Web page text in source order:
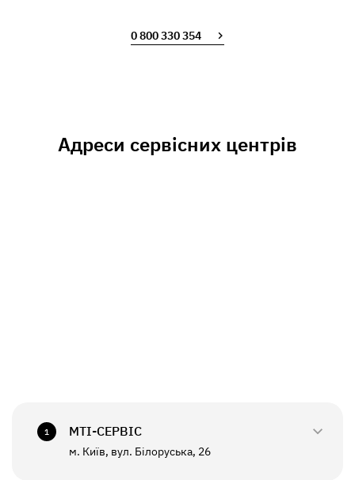
0 800 330 354
Адреси сервісних центрів
1 МТI-СЕРВІС
м. Київ, вул. Білоруська, 26